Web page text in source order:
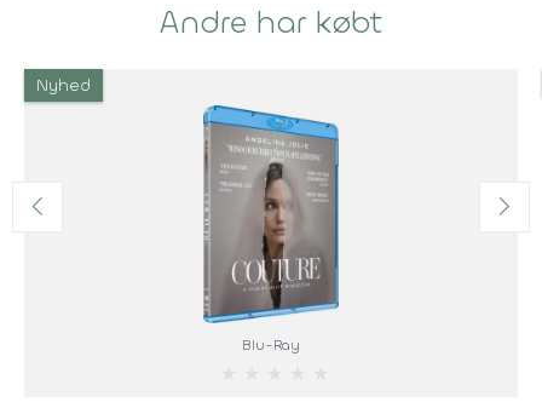
Andre har købt
Nyhed
Blu-Ray